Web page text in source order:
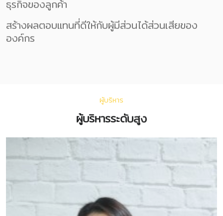
ธุรกิจของลูกค้า
สร้างผลตอบแทนที่ดีให้กับผู้มีส่วนได้ส่วนเสียของ
องค์กร
ผู้บริหาร
ผู้บริหารระดับสูง